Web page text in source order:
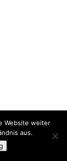
Website weiter
aus.